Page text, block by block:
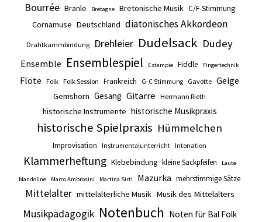
Bourrée Branle Bretagne Bretonische Musik C/F-Stimmung
Cornamuse Deutschland diatonisches Akkordeon
Drahtkammbindung Drehleier Dudelsack Dudey
Ensemble Ensemblespiel Estampie Fiddle Fingertechnik
Flöte Folk Folk Session Frankreich G-C Stimmung Gavotte Geige
Gemshorn Gesang Gitarre Hermann Rieth
historische Instrumente historische Musikpraxis
historische Spielpraxis Hümmelchen
Improvisation Instrumentalunterricht Intonation
Klammerheftung Klebebindung kleine Sackpfeifen Laute
Mandoline Marco Ambrosini Martina Sirtl Mazurka mehrstimmige Sätze
Mittelalter mittelalterliche Musik Musik des Mittelalters
Musikpädagogik Notenbuch Noten für Bal Folk